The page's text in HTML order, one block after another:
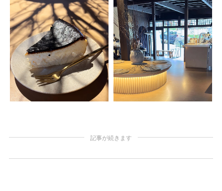
記事が続きます